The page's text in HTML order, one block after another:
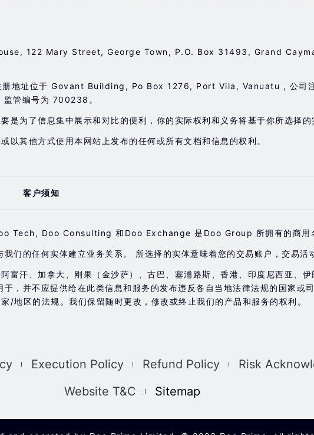
122 Mary Street, George Town, P.O. Box 31493, Grand
册地址位于 Govant Building, Po Box 1276, Port Vila, Vanuatu , 公司
管编号为 700238。
是为了信息集中展示和对比的便利，你的实际权利和义务将基于你所选择的
以其他方式使用本网站上发布的任何或所有文档和信息的权利。
客户须知
Doo Consulting 和Doo Exchange 是Doo Group 所拥有的商用名
们的任何实体建立业务关系。 所选择的实体意味着您的交易账户，交易活
富汗、加拿大、刚果（金沙萨）、古巴、塞浦路斯、香港、印度尼西亚、
，并不应提供给在此类信息和服务的发布违反各自当地法律法规的国家或
/地区的法规。我们保留随时更改，修改或终止我们的产品和服务的权利。
Execution Policy Refund Policy Risk
Website T&C
Sitemap